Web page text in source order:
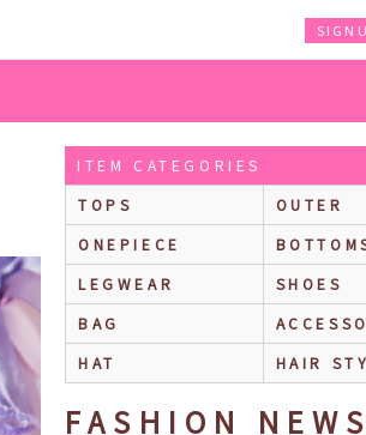
ITEM CATEGORIES
TOPS
OUTER
ONEPIECE
LEGWEAR
SHOES
BAG
HAT
HAIR
FASHION NEWS